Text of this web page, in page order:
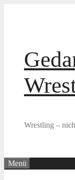
Wrestling –
Menü